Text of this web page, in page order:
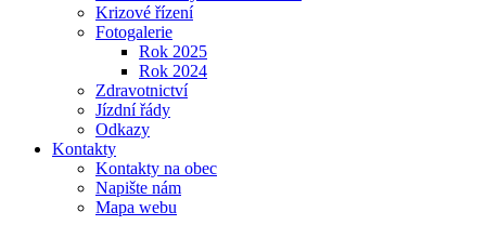
Krizové řízení
Fotogalerie
Rok 2025
Rok 2024
Zdravotnictví
Jízdní řády
Odkazy
Kontakty
Kontakty na obec
Napište nám
Mapa webu